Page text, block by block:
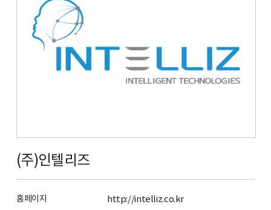
(주)인텔리즈
홈페이지 http://intelliz.co.kr